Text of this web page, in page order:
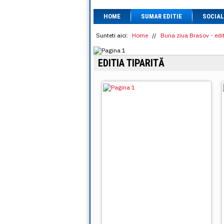
HOME SUMAR EDITIE SOCIAL
Sunteti aici: Home // Buna ziua Brasov -
EDITIA TIPARITĂ